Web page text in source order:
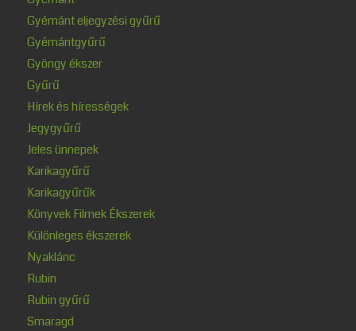
Gyémánt eljegyzési gyűrű
Gyémántgyűrű
Gyöngy ékszer
Gyűrű
Hírek és hírességek
Jegygyűrű
Jeles ünnepek
Karikagyűrű
Karikagyűrűk
Könyvek Filmek Ékszerek
Különleges ékszerek
Nyaklánc
Rubin
Rubin gyűrű
Smaragd